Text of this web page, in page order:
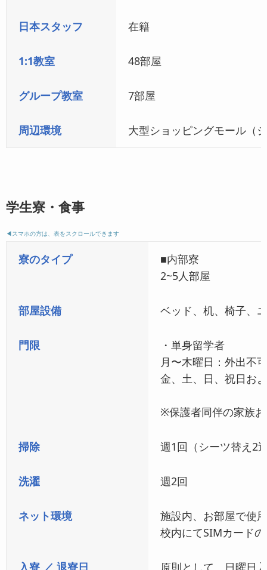
日本スタッフ 在籍
1:1教室 48部屋
グループ教室 7部屋
周辺環境 大型ショッピングモール（
学生寮・食事
◀︎スマホの方は、表をスクロールできます
寮のタイプ
■内部寮
2~5人部屋
部屋設備 ベッド、机、椅子、
門限
・単身留学者
月〜木曜日：外出不可
金、土、日、祝日お
※保護者同伴の家族
掃除 週1回（シーツ替え2
洗濯 週2回
ネット環境
施設内、お部屋で使
校内にてSIMカード